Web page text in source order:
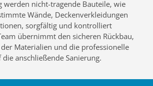
werden nicht-tragende Bauteile, wie
Wände, Deckenverkleidungen
sorgfältig und kontrolliert
übernimmt den sicheren Rückbau,
Materialien und die professionelle
anschließende Sanierung.